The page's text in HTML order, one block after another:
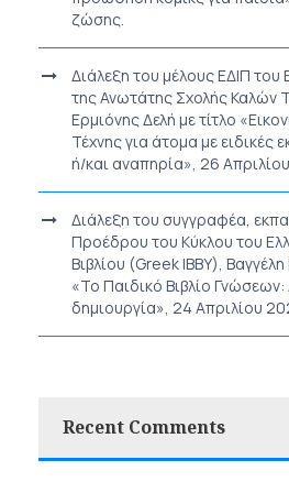
ζώσης.
Διάλεξη του μέλους ΕΔΙΠ του
της Ανωτάτης Σχολής Καλών
Ερμιόνης Δελή με τίτλο
Τέχνης για άτομα με ειδικές
ή/και αναπηρία», 26
Διάλεξη του συγγραφέα,
Προέδρου του Κύκλου του
Βιβλίου (Greek IBBY),
«Το Παιδικό Βιβλίο
δημιουργία», 24 Απριλίου
Recent Comments